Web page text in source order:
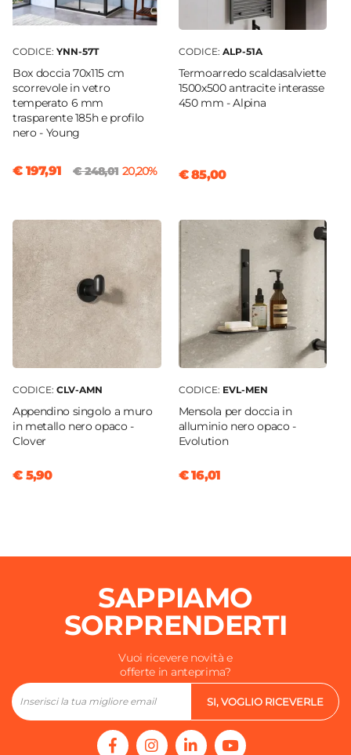
CODICE: YNN-57T
Box doccia 70x115 cm
scorrevole in vetro
temperato 6 mm
trasparente 185h e profilo
nero - Young
€ 197,91 € 248,01 20,20%
CODICE: ALP-51A
Termoarredo scaldasalviette
1500x500 antracite interasse
450 mm - Alpina
€ 85,00
CODICE: CLV-AMN
Appendino singolo a muro
in metallo nero opaco -
Clover
€ 5,90
CODICE: EVL-MEN
Mensola per doccia in
alluminio nero opaco -
Evolution
€ 16,01
SAPPIAMO
SORPRENDERTI
Vuoi ricevere novità e
offerte in anteprima?
SI, VOGLIO RICEVERLE